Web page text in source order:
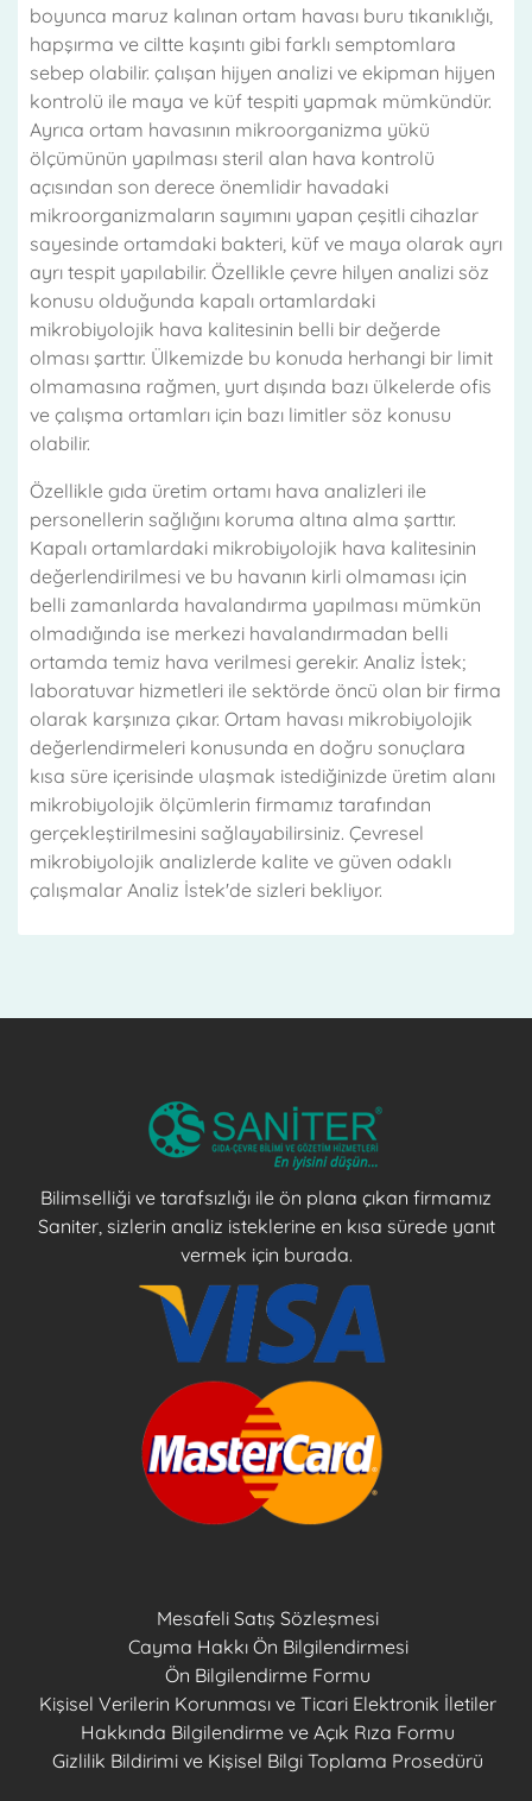
boyunca maruz kalınan ortam havası buru tıkanıklığı,
hapşırma ve ciltte kaşıntı gibi farklı semptomlara
sebep olabilir. çalışan hijyen analizi ve ekipman hijyen
kontrolü ile maya ve küf tespiti yapmak mümkündür.
Ayrıca ortam havasının mikroorganizma yükü
ölçümünün yapılması steril alan hava kontrolü
açısından son derece önemlidir havadaki
mikroorganizmaların sayımını yapan çeşitli cihazlar
sayesinde ortamdaki bakteri, küf ve maya olarak ayrı
ayrı tespit yapılabilir. Özellikle çevre hilyen analizi söz
konusu olduğunda kapalı ortamlardaki
mikrobiyolojik hava kalitesinin belli bir değerde
olması şarttır. Ülkemizde bu konuda herhangi bir limit
olmamasına rağmen, yurt dışında bazı ülkelerde ofis
ve çalışma ortamları için bazı limitler söz konusu
olabilir.
Özellikle gıda üretim ortamı hava analizleri ile
personellerin sağlığını koruma altına alma şarttır.
Kapalı ortamlardaki mikrobiyolojik hava kalitesinin
değerlendirilmesi ve bu havanın kirli olmaması için
belli zamanlarda havalandırma yapılması mümkün
olmadığında ise merkezi havalandırmadan belli
ortamda temiz hava verilmesi gerekir. Analiz İstek;
laboratuvar hizmetleri ile sektörde öncü olan bir firma
olarak karşınıza çıkar. Ortam havası mikrobiyolojik
değerlendirmeleri konusunda en doğru sonuçlara
kısa süre içerisinde ulaşmak istediğinizde üretim alanı
mikrobiyolojik ölçümlerin firmamız tarafından
gerçekleştirilmesini sağlayabilirsiniz. Çevresel
mikrobiyolojik analizlerde kalite ve güven odaklı
çalışmalar Analiz İstek'de sizleri bekliyor.
Bilimselliği ve tarafsızlığı ile ön plana çıkan firmamız
Saniter, sizlerin analiz isteklerine en kısa sürede yanıt
vermek için burada.
Mesafeli Satış Sözleşmesi
Cayma Hakkı Ön Bilgilendirmesi
Ön Bilgilendirme Formu
Kişisel Verilerin Korunması ve Ticari Elektronik İletiler
Hakkında Bilgilendirme ve Açık Rıza Formu
Gizlilik Bildirimi ve Kişisel Bilgi Toplama Prosedürü